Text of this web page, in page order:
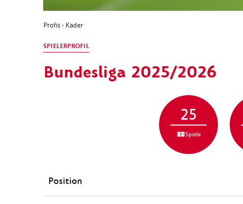
Profis › Kader
SPIELERPROFIL
Bundesliga 2025/2026
25
Spiele
Position